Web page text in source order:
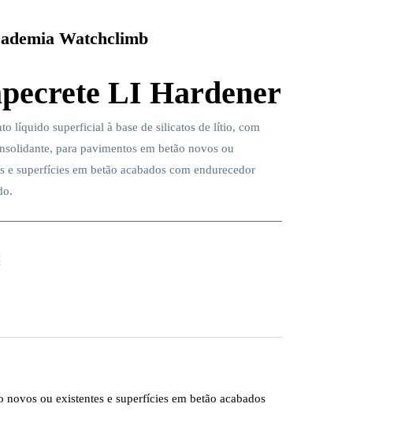
Watchclimb
LI Hardener
líquido superficial à base de silicatos de lítio, com
para pavimentos em betão novos ou
e superfícies em betão acabados com endurecedor
ou existentes e superfícies em betão acabados